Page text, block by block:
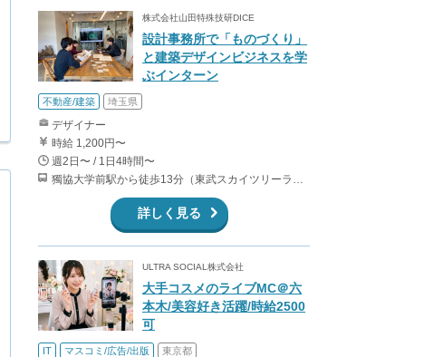
株式会社山田特殊技研DICE
設計事務所で「ものづくり」
と建築デザインビジネスを学
ぶインターン
不動産/建築 埼玉県
デザイナー
時給 1,200円〜
週2日〜 / 1日4時間〜
詳しく見る
ULTRA SOCIAL株式会社
大手コスメのライブMC＠六
本木/美容好き活躍/時給2500
可
IT マスコミ/広告/出版 東京都